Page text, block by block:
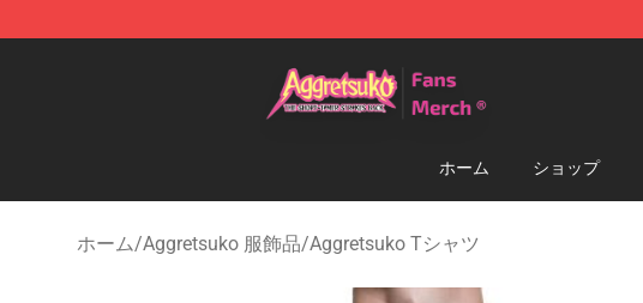
ホーム ショップ
ホーム/Aggretsuko 服飾品/Aggretsuko Tシャツ